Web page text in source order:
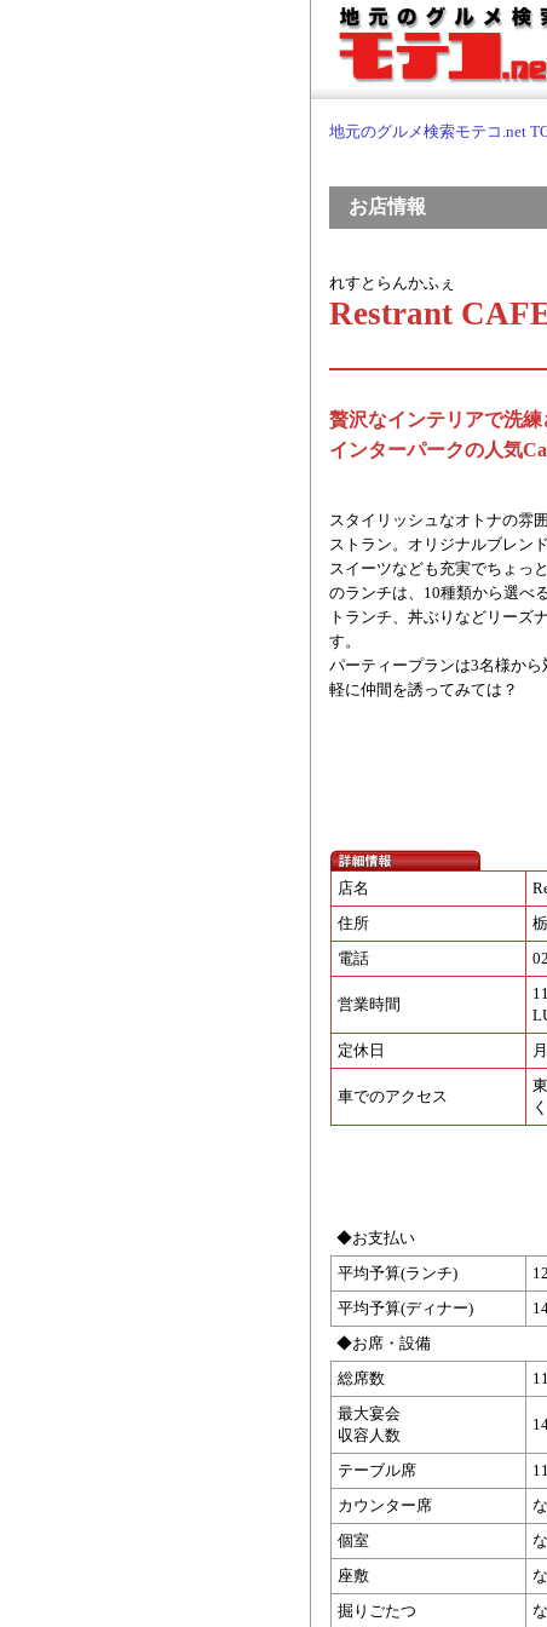
地元のグルメ検索モテコ.net
お店情報
れすとらんかふぇ
Restrant
贅沢なインテリアで洗
インターパークの人気
スタイリッシュなオトナの雰
ストラン。オリジナルブレン
スイーツなども充実でちょっ
のランチは、10種類から選べ
トランチ、丼ぶりなどリーズ
す。
パーティープランは3名様か
軽に仲間を誘ってみては？
店名
住所
電話
営業時間
定休日
車でのアクセス
く
◆お支払い
平均予算(ランチ)
平均予算(ディナー)
◆お席・設備
総席数
最大宴会
収容人数
テーブル席
カウンター席
個室
座敷
掘りごたつ